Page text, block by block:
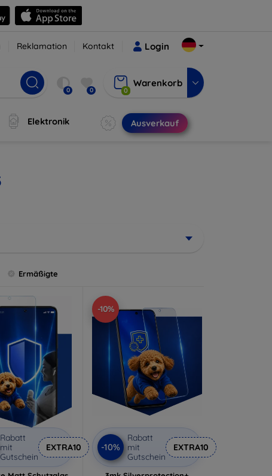
Reklamation Kontakt Login
0 0 0
Warenkorb
Elektronik Ausverkauf
Ermäßigte
Rabatt
mit
Gutschein
EXTRA10
-10%
-10%
Rabatt
mit
Gutschein
EXTRA10